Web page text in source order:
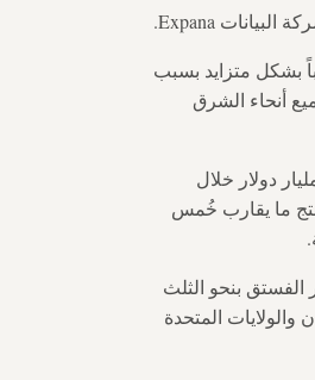
بشكل متزايد بسبب
أنحاء الشرق
سوق الفستق العالمي بنحو 5.49 مليار دولار، ومن المتوقع أن ترتفع إلى 7.2 مليار دولار خلال
ما يقارب خُمس
بنحو الثلث
المتحدة